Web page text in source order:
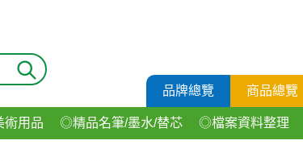
品牌總覽 商品總覽
用品 ◎精品名筆/墨水/替芯 ◎檔案資料整理